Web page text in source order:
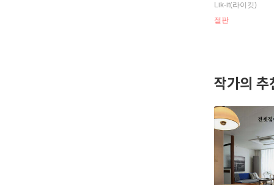
Lik-it(라이킷)
절판
작가의 추